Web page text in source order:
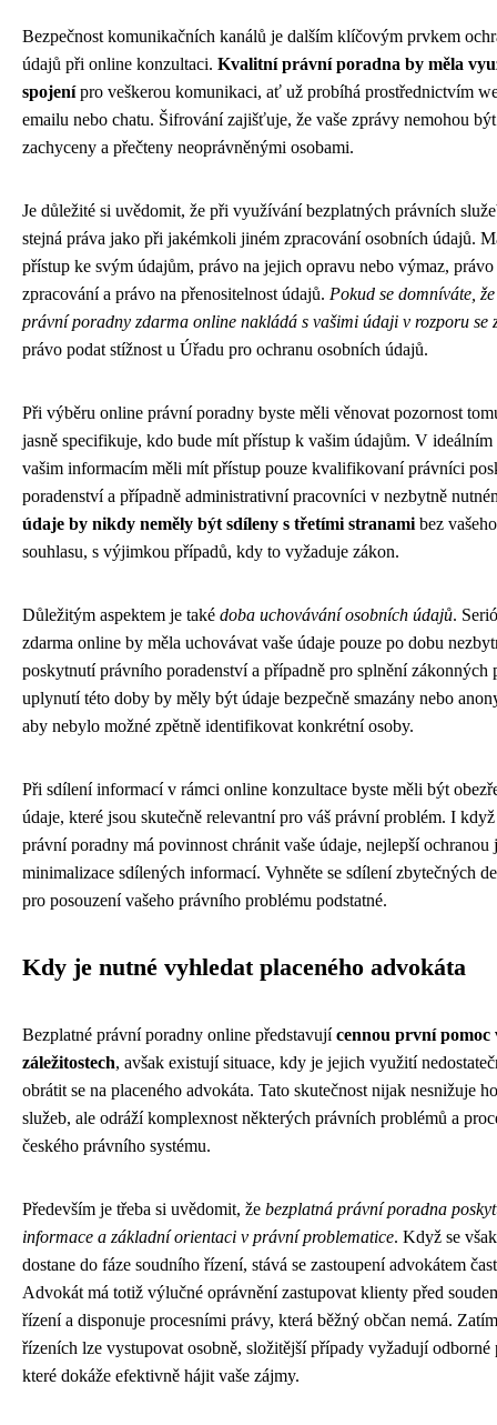
Bezpečnost komunikačních kanálů je dalším klíčovým prvkem
údajů při online konzultaci. Kvalitní právní poradna by měla
spojenípro veškerou komunikaci, ať už probíhá prostřednictvím
emailu nebo chatu. Šifrování zajišťuje, že vaše zprávy nemohou
zachyceny a přečteny neoprávněnými osobami.
Je důležité si uvědomit, že při využívání bezplatných právních
stejná práva jako při jakémkoli jiném zpracování osobních údajů.
přístup ke svým údajům, právo na jejich opravu nebo výmaz, právo
zpracování a právo na přenositelnost údajů. Pokud se domníváte,
právní poradny zdarma online nakládá s vašimi údaji v rozporu se
právo podat stížnost u Úřadu pro ochranu osobních údajů.
Při výběru online právní poradny byste měli věnovat pozornost
jasně specifikuje, kdo bude mít přístup k vašim údajům. V
vašim informacím měli mít přístup pouze kvalifikovaní právníci
poradenství a případně administrativní pracovníci v nezbytně
údaje by nikdy neměly být sdíleny s třetími stranami bez
souhlasu, s výjimkou případů, kdy to vyžaduje zákon.
Důležitým aspektem je také doba uchovávání osobních údajů.
zdarma online by měla uchovávat vaše údaje pouze po dobu
poskytnutí právního poradenství a případně pro splnění zákonných
uplynutí této doby by měly být údaje bezpečně smazány nebo
aby nebylo možné zpětně identifikovat konkrétní osoby.
Při sdílení informací v rámci online konzultace byste měli být
údaje, které jsou skutečně relevantní pro váš právní problém. I
právní poradny má povinnost chránit vaše údaje, nejlepší ochranou
minimalizace sdílených informací. Vyhněte se sdílení zbytečných
pro posouzení vašeho právního problému podstatné.
Kdy je nutné vyhledat placeného advokáta
Bezplatné právní poradny online představujícennou první pomoc
záležitostech, avšak existují situace, kdy je jejich využití
obrátit se na placeného advokáta. Tato skutečnost nijak nesnižuje
služeb, ale odráží komplexnost některých právních problémů a
českého právního systému.
Především je třeba si uvědomit, že bezplatná právní poradna
informace a základní orientaci v právní problematice. Když se
dostane do fáze soudního řízení, stává se zastoupení advokátem
Advokát má totiž výlučné oprávnění zastupovat klienty před
řízení a disponuje procesními právy, která běžný občan nemá.
řízeních lze vystupovat osobně, složitější případy vyžadují odborné
které dokáže efektivně hájit vaše zájmy.